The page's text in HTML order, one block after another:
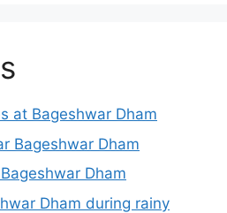
at Bageshwar Dham
Bageshwar Dham
Dham
Dham during rainy